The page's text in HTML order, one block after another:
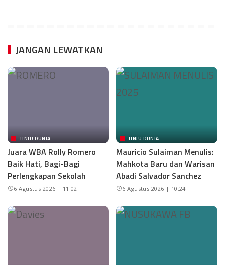
JANGAN LEWATKAN
TINJU DUNIA
Juara WBA Rolly Romero
Baik Hati, Bagi-Bagi
Perlengkapan Sekolah
6 Agustus 2026 | 11:02
TINJU DUNIA
Mauricio Sulaiman Menulis:
Mahkota Baru dan Warisan
Abadi Salvador Sanchez
6 Agustus 2026 | 10:24